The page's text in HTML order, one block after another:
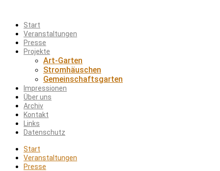
Start
Veranstaltungen
Presse
Projekte
Art-Garten
Stromhäuschen
Gemeinschaftsgarten
Impressionen
Über uns
Archiv
Kontakt
Links
Datenschutz
Start
Veranstaltungen
Presse